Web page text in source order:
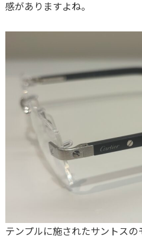
感がありますよね。
テンプルに施されたサントスの